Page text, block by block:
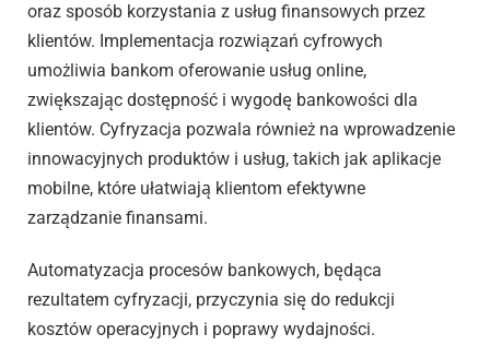
oraz sposób korzystania z usług finansowych przez
klientów. Implementacja rozwiązań cyfrowych
umożliwia bankom oferowanie usług online,
zwiększając dostępność i wygodę bankowości dla
klientów. Cyfryzacja pozwala również na wprowadzenie
innowacyjnych produktów i usług, takich jak aplikacje
mobilne, które ułatwiają klientom efektywne
zarządzanie finansami.
Automatyzacja procesów bankowych, będąca
rezultatem cyfryzacji, przyczynia się do redukcji
kosztów operacyjnych i poprawy wydajności.